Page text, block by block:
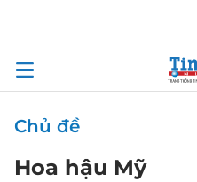
Chủ đề
Hoa hậu Mỹ